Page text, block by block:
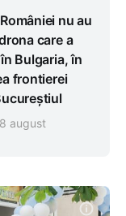
nu au
care a
Bulgaria, în
frontierei
august